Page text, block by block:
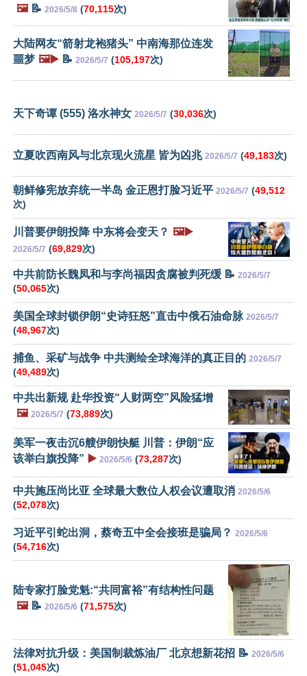
🖼️📝 2026/5/8 (70,115次)
大陆网友“箭射龙袍猪头” 中南海那位连发
噩梦 🖼️▶️ 📝 2026/5/7 (105,197次)
天下奇谭 (555) 洛水神女 2026/5/7 (30,036次)
立夏吹西南风与北京现火流星 皆为凶兆 2026/5/7 (49,183次)
朝鲜修宪放弃统一半岛 金正恩打脸习近平 2026/5/7 (49,512
次)
川普要伊朗投降 中东将会变天？ 🖼️▶️
2026/5/7 (69,829次)
中共前防长魏凤和与李尚福因贪腐被判死缓 📝 2026/5/7
(50,065次)
美国全球封锁伊朗“史诗狂怒”直击中俄石油命脉 2026/5/7
(48,967次)
捕鱼、采矿与战争 中共测绘全球海洋的真正目的 2026/5/7
(49,489次)
中共出新规 赴华投资“人财两空”风险猛增
🖼️ 2026/5/7 (73,889次)
美军一夜击沉6艘伊朗快艇 川普：伊朗“应
该举白旗投降” ▶️ 2026/5/6 (73,287次)
中共施压尚比亚 全球最大数位人权会议遭取消 2026/5/6
(52,078次)
习近平引蛇出洞，蔡奇五中全会接班是骗局？ 2026/5/6
(54,716次)
陆专家打脸党魁:“共同富裕”有结构性问题
🖼️📝 2026/5/6 (71,575次)
法律对抗升级：美国制裁炼油厂 北京想新花招 📝 2026/5/6
(51,045次)